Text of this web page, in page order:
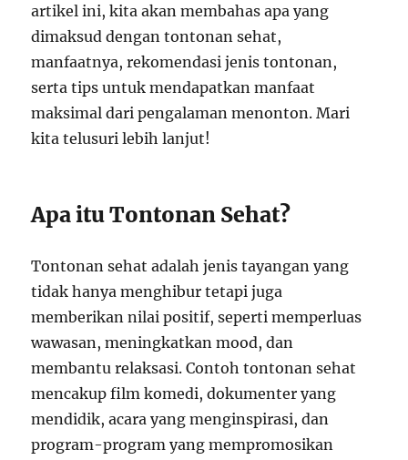
artikel ini, kita akan membahas apa yang
dimaksud dengan tontonan sehat,
manfaatnya, rekomendasi jenis tontonan,
serta tips untuk mendapatkan manfaat
maksimal dari pengalaman menonton. Mari
kita telusuri lebih lanjut!
Apa itu Tontonan Sehat?
Tontonan sehat adalah jenis tayangan yang
tidak hanya menghibur tetapi juga
memberikan nilai positif, seperti memperluas
wawasan, meningkatkan mood, dan
membantu relaksasi. Contoh tontonan sehat
mencakup film komedi, dokumenter yang
mendidik, acara yang menginspirasi, dan
program-program yang mempromosikan